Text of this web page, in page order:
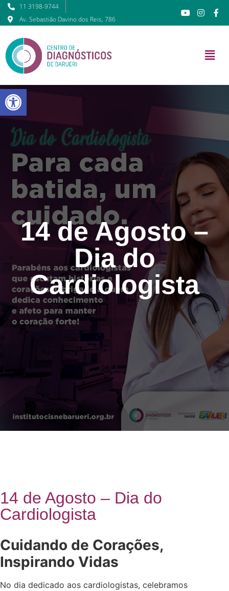
11 3198-9744
Av. Sebastião Davino dos Reis, 786
14 de Agosto –
Dia do
Cardiologista
14 de Agosto – Dia do
Cardiologista
Cuidando de Corações,
Inspirando Vidas
No dia dedicado aos cardiologistas, celebramos
Barra de Ferramentas